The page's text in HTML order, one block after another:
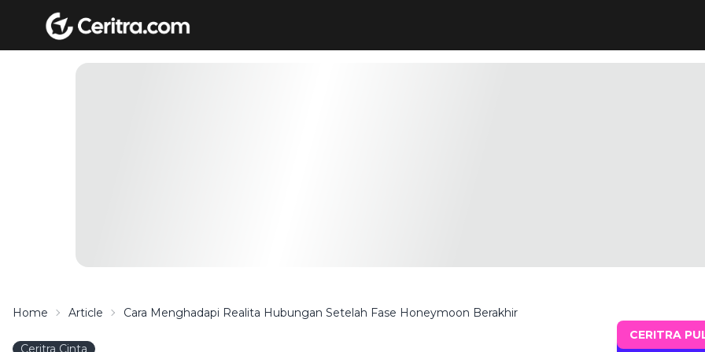
Home Article Cara Menghadapi Realita Hubungan Setelah Fase Honeymoon Berakhir
Ceritra Cinta
CERITRA